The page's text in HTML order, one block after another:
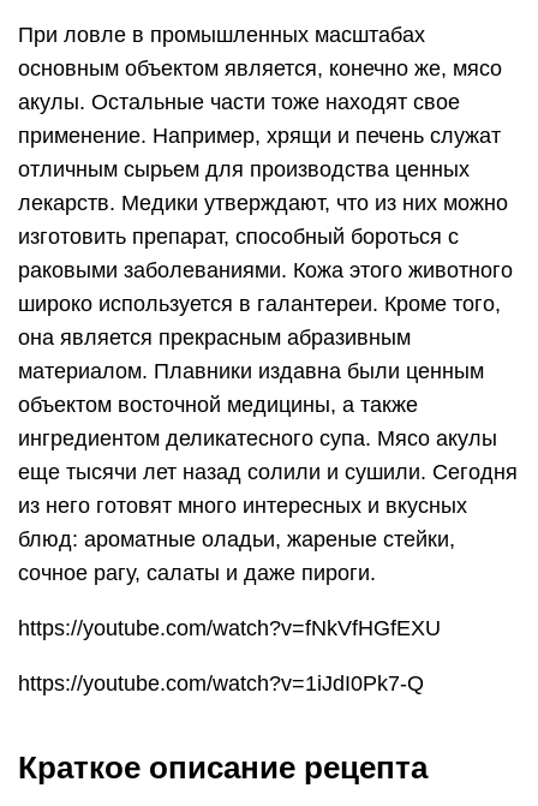
При ловле в промышленных масштабах
основным объектом является, конечно же, мясо
акулы. Остальные части тоже находят свое
применение. Например, хрящи и печень служат
отличным сырьем для производства ценных
лекарств. Медики утверждают, что из них можно
изготовить препарат, способный бороться с
раковыми заболеваниями. Кожа этого животного
широко используется в галантереи. Кроме того,
она является прекрасным абразивным
материалом. Плавники издавна были ценным
объектом восточной медицины, а также
ингредиентом деликатесного супа. Мясо акулы
еще тысячи лет назад солили и сушили. Сегодня
из него готовят много интересных и вкусных
блюд: ароматные оладьи, жареные стейки,
сочное рагу, салаты и даже пироги.
https://youtube.com/watch?v=fNkVfHGfEXU
https://youtube.com/watch?v=1iJdI0Pk7-Q
Краткое описание рецепта